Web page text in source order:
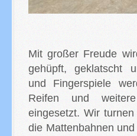
Mit großer Freude
gehüpft, geklatscht
und Fingerspiele
Reifen und
eingesetzt. Wir
die Mattenbahnen